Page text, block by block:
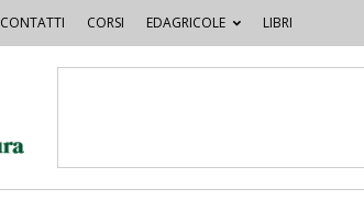
CONTATTI CORSI EDAGRICOLE LIBRI